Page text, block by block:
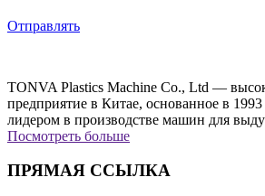
Отправлять
TONVA Plastics Machine Co., Ltd —
предприятие в Китае, основанное в
лидером в производстве машин для
Посмотреть больше
ПРЯМАЯ ССЫЛКА